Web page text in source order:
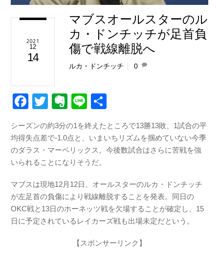
2021
12
14
マブスオールスターのル
カ・ドンチッチが足首負
傷で戦線離脱へ
ルカ・ドンチッチ 0
F
c
e
b
o
o
k
T
tt
er
E
er
n
ot
e
Li
e
シーズンの約3分の1を終えたところで13勝13敗、1試合の平
均得失点差で-1.0点と、いまいちリズムを掴めていない今季
のダラス・マーベリックス。今後数試合はさらに苦戦を強
いられることになりそうだ。
マブスは現地12月12日、オールスターのルカ・ドンチッチ
が左足首の負傷により戦線離脱することを発表。同日の
OKC戦と13日のホーネッツ戦を欠場することが確定し、15
日に予定されているレイカーズ戦も出場未定だという。
【スポンサーリンク】